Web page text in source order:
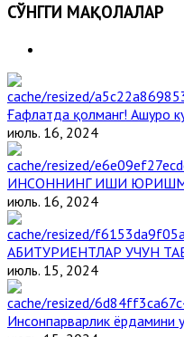
СЎНГГИ МАҚОЛАЛАР
Ғафлатда қолманг! Ашуро
июль. 16, 2024
ИНСОННИНГ ИШИ
июль. 16, 2024
АБИТУРИЕНТЛАР УЧУН
июль. 15, 2024
Инсонпарварлик ёрдамини